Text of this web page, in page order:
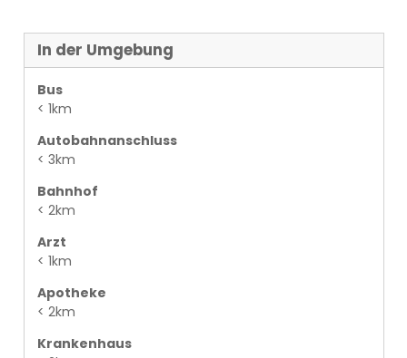
In der Umgebung
Bus
< 1km
Autobahnanschluss
< 3km
Bahnhof
< 2km
Arzt
< 1km
Apotheke
< 2km
Krankenhaus